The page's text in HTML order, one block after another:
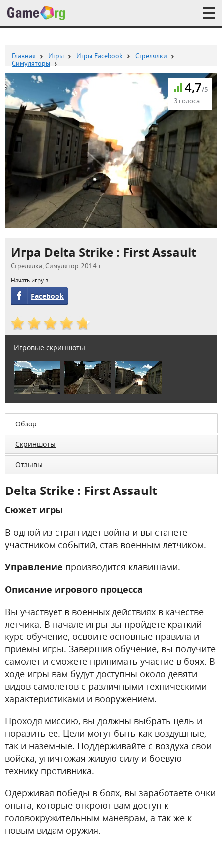
Главная Игры Игры Facebook
Стрелялки
Симуляторы
4,7/5
3 голоса
Игра Delta Strike : First Assault
Стрелялка, Симулятор 2014 г.
Начать игру в
Facebook
Игровые скриншоты:
Обзор
Скриншоты
Отзывы
Delta Strike : First Assault
Сюжет игры
В одной из стран идет война и вы станете
участником событий, став военным летчиком.
Управление производится клавишами.
Описание игрового процесса
Вы участвует в военных действиях в качестве
летчика. В начале игры вы пройдете краткий
курс обучение, освоите основные правила и
приемы игры. Завершив обучение, вы получите
самолет и сможете принимать участие в боях. В
ходе игры вам будут доступны около девяти
видов самолетов с различными техническими
характеристиками и вооружением.
Проходя миссию, вы должны выбрать цель и
поразить ее. Цели могут быть как воздушные,
так и наземные. Поддерживайте с воздуха свои
войска, уничтожая живую силу и боевую
технику противника.
Одерживая победы в боях, вы заработаете очки
опыта, которые откроют вам доступ к
головокружительным маневрам, а так же к
новым видам оружия.